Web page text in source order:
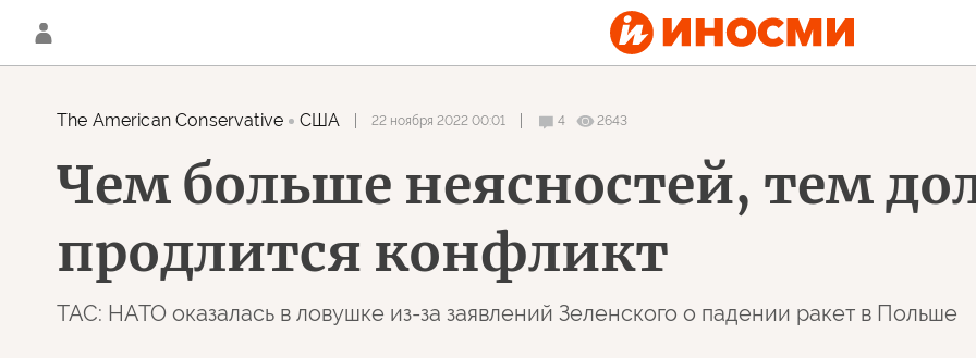
The American Conservative США 22 ноября 2022 00:01 4 2643
Чем больше неясностей, тем
продлится конфликт
TAC: НАТО оказалась в ловушке из-за заявлений Зеленского о падении ракет в Польше